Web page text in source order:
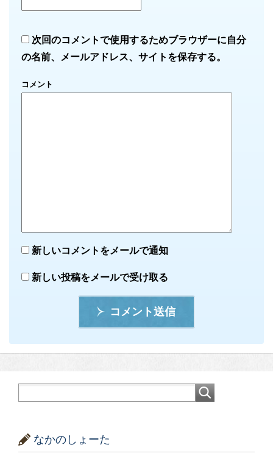
次回のコメントで使用するためブラウザーに自分
の名前、メールアドレス、サイトを保存する。
コメント
新しいコメントをメールで通知
新しい投稿をメールで受け取る
コメント送信
なかのしょーた